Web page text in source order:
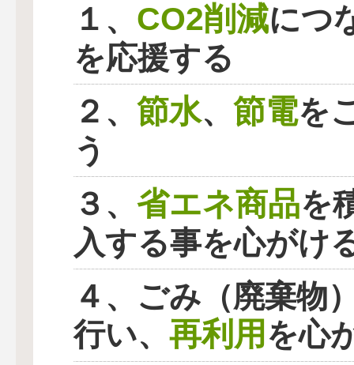
１、 CO2削減につ
を応援する
２、 節水、 節電を
う
３、 省エネ商品を
入する事を心がけ
４、ごみ（廃棄物
行い、 再利用を心